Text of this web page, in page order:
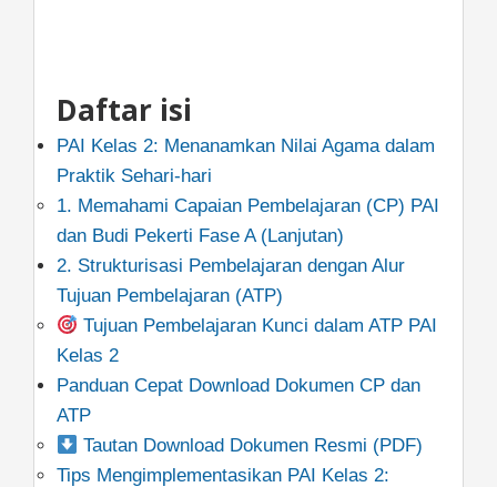
Daftar isi
PAI Kelas 2: Menanamkan Nilai Agama dalam
Praktik Sehari-hari
1. Memahami Capaian Pembelajaran (CP) PAI
dan Budi Pekerti Fase A (Lanjutan)
2. Strukturisasi Pembelajaran dengan Alur
Tujuan Pembelajaran (ATP)
Tujuan Pembelajaran Kunci dalam ATP PAI
Kelas 2
Panduan Cepat Download Dokumen CP dan
ATP
Tautan Download Dokumen Resmi (PDF)
Tips Mengimplementasikan PAI Kelas 2: